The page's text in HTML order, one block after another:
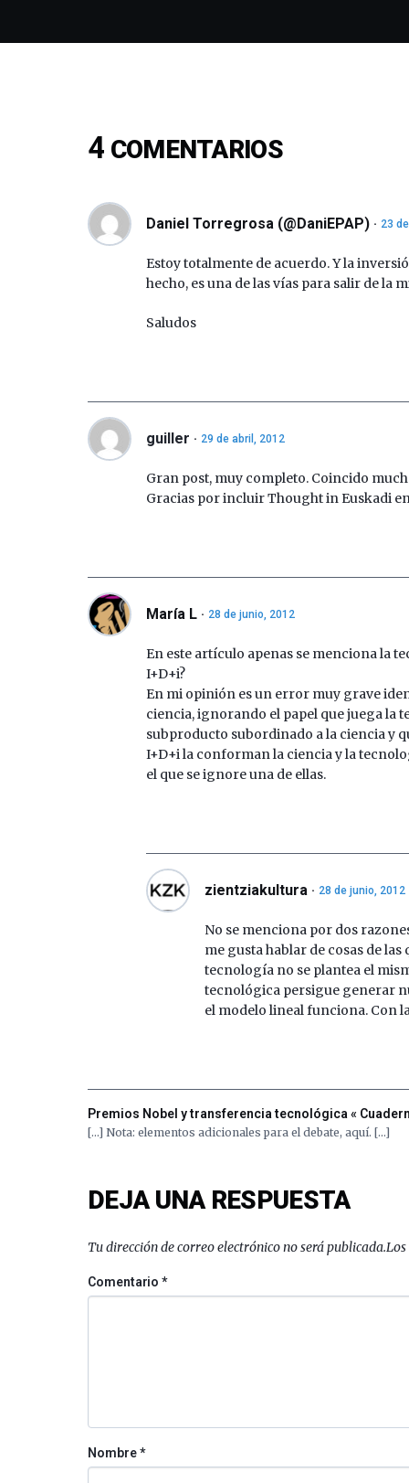
4 COMENTARIOS
Daniel Torregrosa (@DaniEPAP) 23
Estoy totalmente de acuerdo. Y la
hecho, es una de las vías para salir de la
Saludos
guiller 29 de abril, 2012
Gran post, muy completo. Coincido
Gracias por incluir Thought in Euskadi
María L 28 de junio, 2012
En este artículo apenas se menciona la
I+D+i?
En mi opinión es un error muy grave
ciencia, ignorando el papel que juega la
subproducto subordinado a la ciencia y
I+D+i la conforman la ciencia y la
el que se ignore una de ellas.
zientziakultura 28 de junio, 2012
No se menciona por dos
me gusta hablar de cosas de
tecnología no se plantea el
tecnológica persigue generar
el modelo lineal funciona. Con
Premios Nobel y transferencia tecnológica «
[…] Nota: elementos adicionales para el debate, aquí. […]
DEJA UNA RESPUESTA
Tu dirección de correo electrónico no será publicada.
Comentario*
Nombre*